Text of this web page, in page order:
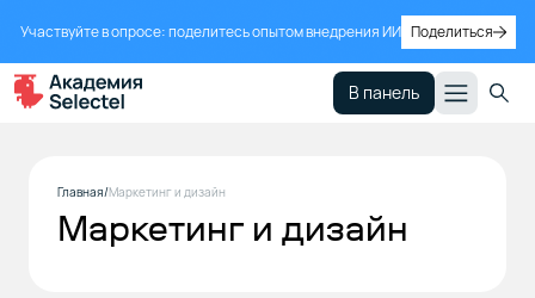
Участвуйте в опросе: поделитесь опытом внедрения ИИ Поделиться
В панель
Главная Маркетинг и дизайн
Маркетинг и дизайн